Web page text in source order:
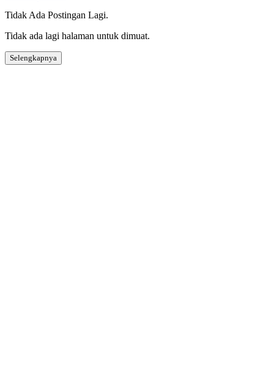
Tidak Ada Postingan Lagi.
Tidak ada lagi halaman untuk dimuat.
Selengkapnya